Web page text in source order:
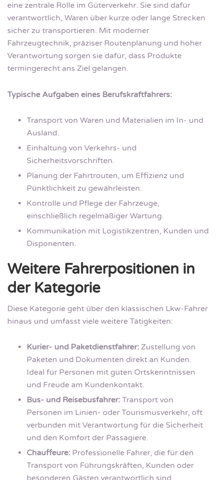
eine zentrale Rolle im Güterverkehr. Sie sind dafür
verantwortlich, Waren über kurze oder lange Strecken
sicher zu transportieren. Mit moderner
Fahrzeugtechnik, präziser Routenplanung und hoher
Verantwortung sorgen sie dafür, dass Produkte
termingerecht ans Ziel gelangen.
Typische Aufgaben eines Berufskraftfahrers:
Transport von Waren und Materialien im In- und
Ausland.
Einhaltung von Verkehrs- und
Sicherheitsvorschriften.
Planung der Fahrtrouten, um Effizienz und
Pünktlichkeit zu gewährleisten.
Kontrolle und Pflege der Fahrzeuge,
einschließlich regelmäßiger Wartung.
Kommunikation mit Logistikzentren, Kunden und
Disponenten.
Weitere Fahrerpositionen in
der Kategorie
Diese Kategorie geht über den klassischen Lkw-Fahrer
hinaus und umfasst viele weitere Tätigkeiten:
Kurier- und Paketdienstfahrer: Zustellung von
Paketen und Dokumenten direkt an Kunden.
Ideal für Personen mit guten Ortskenntnissen
und Freude am Kundenkontakt.
Bus- und Reisebusfahrer: Transport von
Personen im Linien- oder Tourismusverkehr, oft
verbunden mit Verantwortung für die Sicherheit
und den Komfort der Passagiere.
Chauffeure: Professionelle Fahrer, die für den
Transport von Führungskräften, Kunden oder
besonderen Gästen verantwortlich sind.